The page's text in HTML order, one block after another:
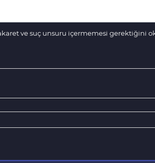
ve suç unsuru içermemesi gerektiğini